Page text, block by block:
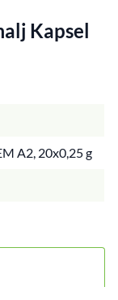
Kapsel
A2, 20x0,25 g